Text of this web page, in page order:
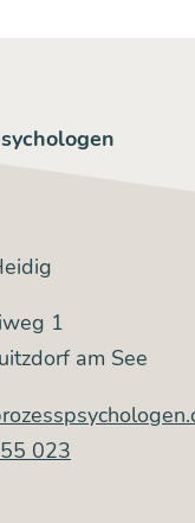
1
am See
023